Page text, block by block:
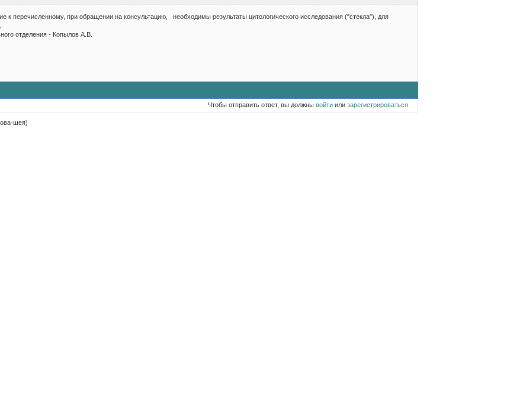
к перечисленному, при обращении на консультацию, необходимы результаты цитологического исследования ("стекла"), для
отделения - Копылов А.В.
Чтобы отправить ответ, вы должнывойти илизарегистрироваться
шея)